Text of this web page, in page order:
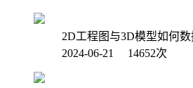
2D工程图与3D模型如何数
2024-06-21 14652次